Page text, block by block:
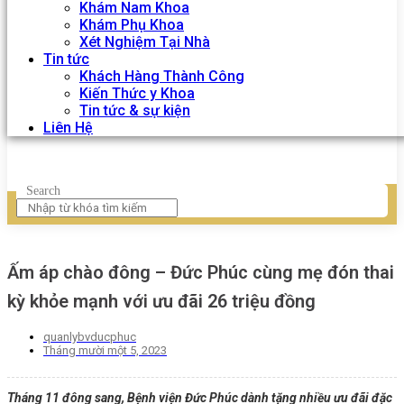
Khám Nam Khoa
Khám Phụ Khoa
Xét Nghiệm Tại Nhà
Tin tức
Khách Hàng Thành Công
Kiến Thức y Khoa
Tin tức & sự kiện
Liên Hệ
Search
Ấm áp chào đông – Đức Phúc cùng mẹ đón thai
kỳ khỏe mạnh với ưu đãi 26 triệu đồng
quanlybvducphuc
Tháng mười một 5, 2023
Tháng 11 đông sang, Bệnh viện Đức Phúc dành tặng nhiều ưu đãi đặc